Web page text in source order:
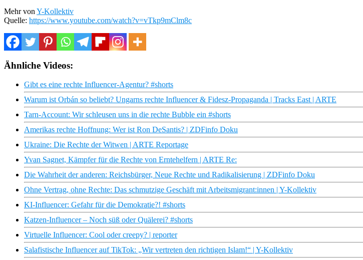
Mehr von Y-Kollektiv
Quelle: https://www.youtube.com/watch?v=vTkp9mClm8c
Ähnliche Videos:
Gibt es eine rechte Influencer-Agentur? #shorts
Warum ist Orbán so beliebt? Ungarns rechte Influencer & Fidesz-Propaganda | Tracks East | ARTE
Tarn-Account: Wir schleusen uns in die rechte Bubble ein #shorts
Amerikas rechte Hoffnung: Wer ist Ron DeSantis? | ZDFinfo Doku
Ukraine: Die Rechte der Witwen | ARTE Reportage
Yvan Sagnet, Kämpfer für die Rechte von Erntehelfern | ARTE Re:
Die Wahrheit der anderen: Reichsbürger, Neue Rechte und Radikalisierung | ZDFinfo Doku
Ohne Vertrag, ohne Rechte: Das schmutzige Geschäft mit Arbeitsmigrant:innen | Y-Kollektiv
KI-Influencer: Gefahr für die Demokratie?! #shorts
Katzen-Influencer – Noch süß oder Quälerei? #shorts
Virtuelle Influencer: Cool oder creepy? | reporter
Salafistische Influencer auf TikTok: „Wir vertreten den richtigen Islam!“ | Y-Kollektiv